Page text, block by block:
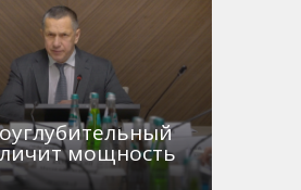
мощность